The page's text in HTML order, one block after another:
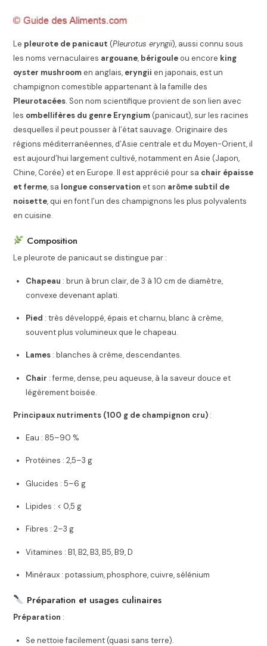
Le pleurote de panicaut (Pleurotus eryngii), aussi connu sous
les noms vernaculaires argouane, bérigouleou encore king
oyster mushroomen anglais, eryngii en japonais, est un
champignon comestible appartenant à la famille des
Pleurotacées. Son nom scientifique provient de son lien avec
les ombellifères du genre Eryngium(panicaut), sur les racines
desquelles il peut pousser à l’état sauvage. Originaire des
régions méditerranéennes, d’Asie centrale et du Moyen-Orient, il
est aujourd’hui largement cultivé, notamment en Asie (Japon,
Chine, Corée) et en Europe. Il est apprécié pour sa chair épaisse
et ferme, sa longue conservation et son arôme subtil de
noisette, qui en font l’un des champignons les plus polyvalents
en cuisine.
Composition
Le pleurote de panicaut se distingue par :
Chapeau : brun à brun clair, de 3 à 10 cm de diamètre,
convexe devenant aplati.
Pied : très développé, épais et charnu, blanc à crème,
souvent plus volumineux que le chapeau.
Lames : blanches à crème, descendantes.
Chair : ferme, dense, peu aqueuse, à la saveur douce et
légèrement boisée.
Principaux nutriments (100 g de champignon cru) :
Eau : 85–90 %
Protéines : 2,5–3 g
Glucides : 5–6 g
Lipides : < 0,5 g
Fibres : 2–3 g
Vitamines : B1, B2, B3, B5, B9, D
Minéraux : potassium, phosphore, cuivre, sélénium
Préparation et usages culinaires
Préparation :
Se nettoie facilement (quasi sans terre).